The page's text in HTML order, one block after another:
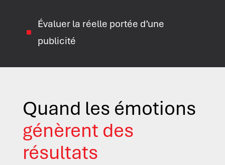
^
Évaluer la réelle portée d’une
publicité
Quand les émotions
génèrent des
résultats